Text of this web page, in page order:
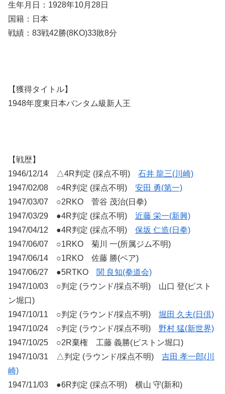
生年月日：1928年10月28日
国籍：日本
戦績：83戦42勝(8KO)33敗8分
【獲得タイトル】
1948年度東日本バンタム級新人王
【戦歴】
1946/12/14 △4R判定 (採点不明) 石井 龍三(川崎)
1947/02/08 ○4R判定 (採点不明) 安田 勇(第一)
1947/03/07 ○2RKO 菅谷 茂治(日拳)
1947/03/29 ●4R判定 (採点不明) 近藤 栄一(新興)
1947/04/12 ●4R判定 (採点不明) 保坂 仁造(日拳)
1947/06/07 ○1RKO 菊川 一(所属ジム不明)
1947/06/14 ○1RKO 佐藤 勝(ベア)
1947/06/27 ●5RTKO 関 良知(拳道会)
1947/10/03 ○判定 (ラウンド/採点不明) 山口 登(ピスト
ン堀口)
1947/10/11 ○判定 (ラウンド/採点不明) 堀田 久夫(日倶)
1947/10/24 ○判定 (ラウンド/採点不明) 野村 猛(新世界)
1947/10/25 ○2R棄権 工藤 義勝(ピストン堀口)
1947/10/31 △判定 (ラウンド/採点不明) 吉田 孝一郎(川
崎)
1947/11/03 ●6R判定 (採点不明) 横山 守(新和)